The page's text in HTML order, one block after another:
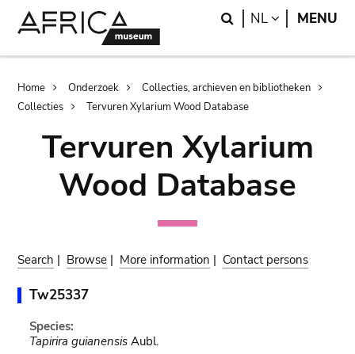
Search
NL LANGUAGE
MENU
Breadcrumb
Home Onderzoek
Collecties, archieven en bibliotheken
Collecties
Tervuren Xylarium Wood Database
Tervuren Xylarium
Wood Database
Search | Browse | More information | Contact persons
Tw25337
Species:
Tapirira guianensisAubl.